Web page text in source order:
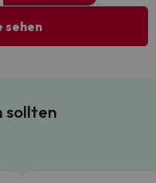
sehen
sollten